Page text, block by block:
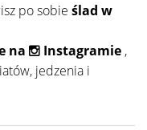
po sobie ślad w
na Instagramie ,
jedzenia i